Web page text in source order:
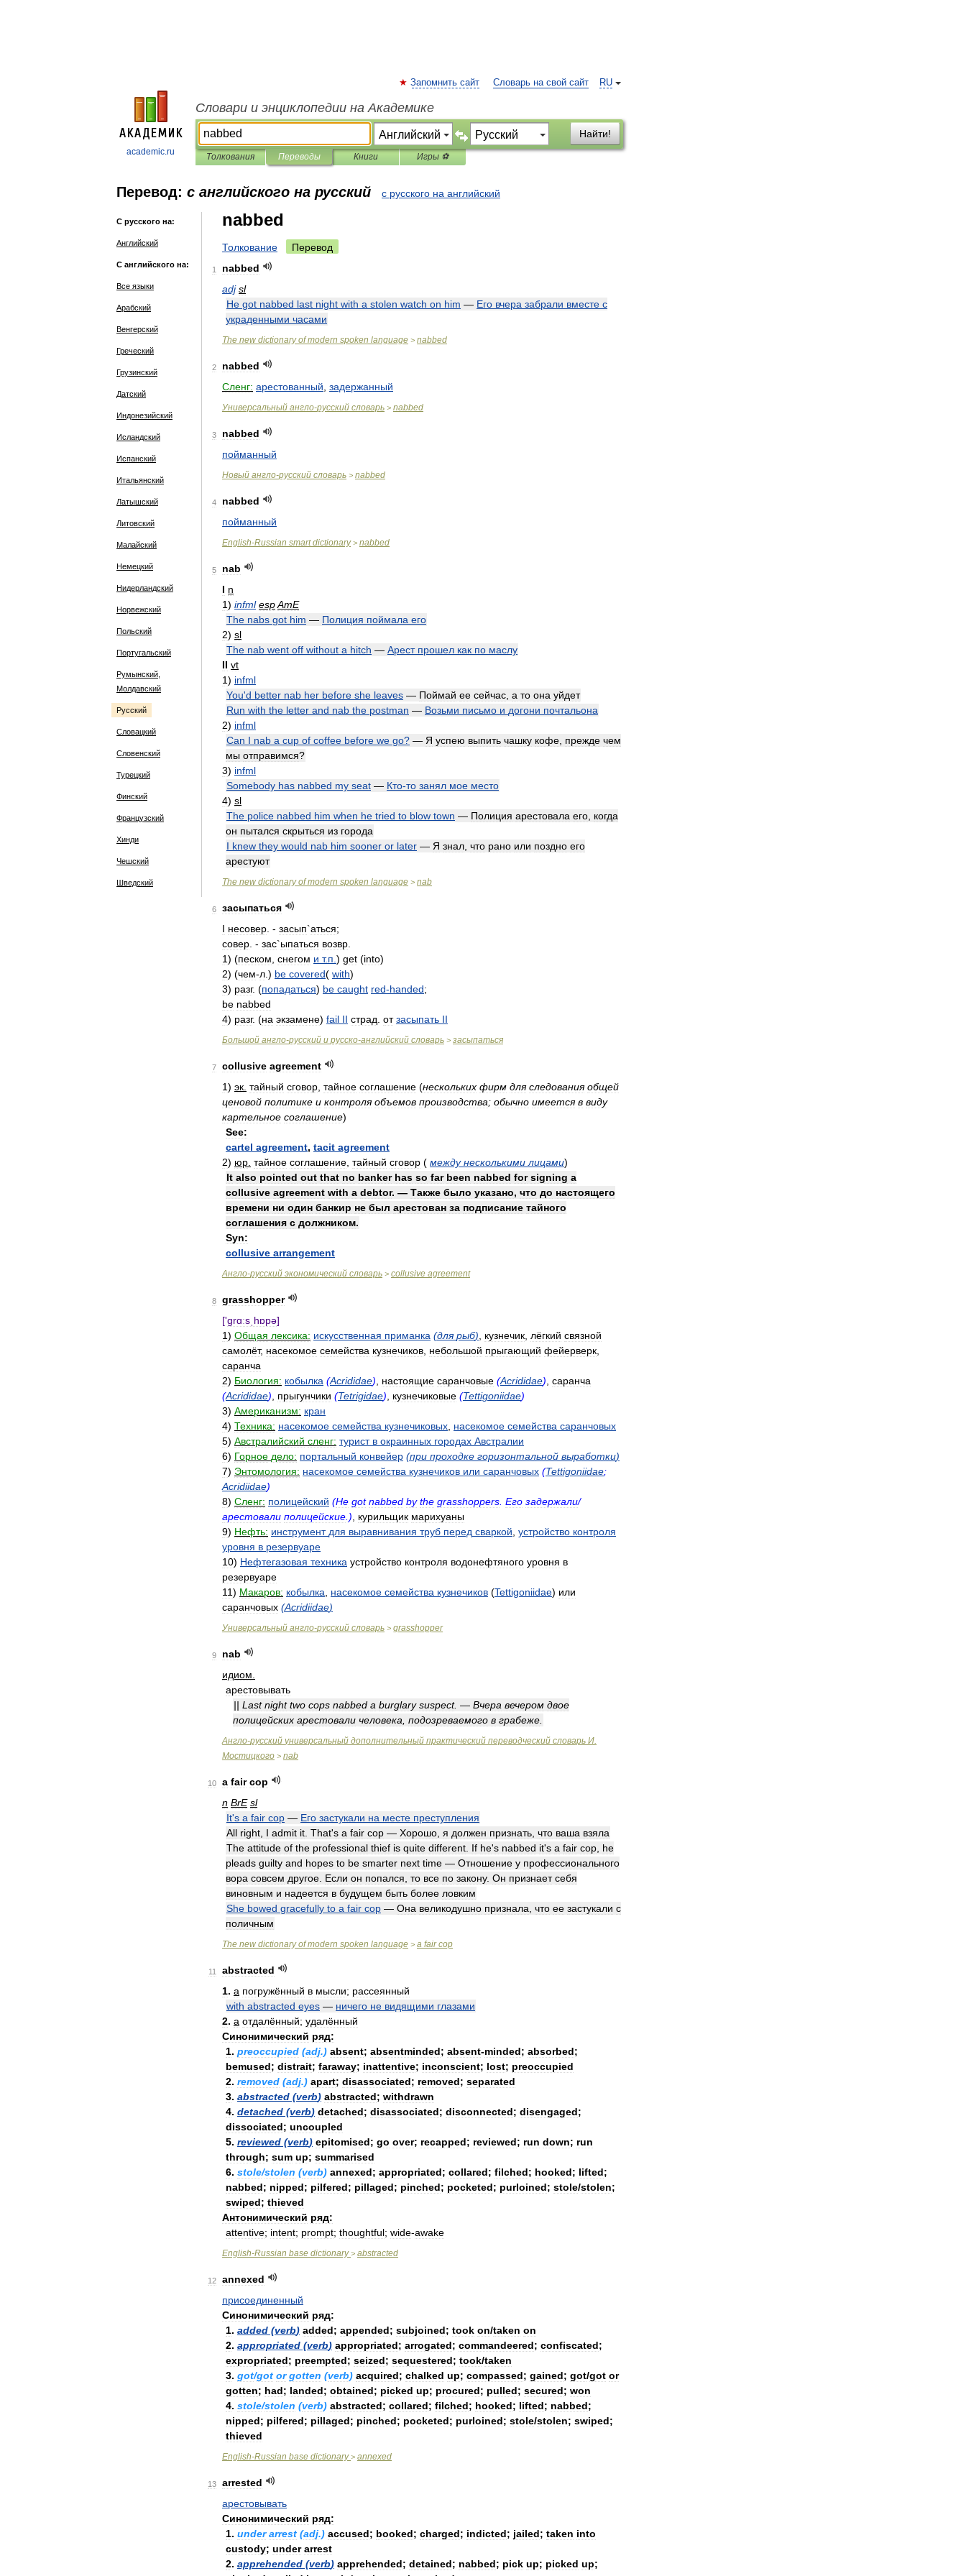
academic.ru
RU
Запомнить сайт Словарь на свой сайт
Словари и энциклопедии на Академике
Найти!
Толкования Переводы Книги Игры ⚽
Перевод: с английского на русский с русского на английский
С русского на:
Английский
С английского на:
Все языки
Арабский
Венгерский
Греческий
Грузинский
Датский
Индонезийский
Исландский
Испанский
Итальянский
Латышский
Литовский
Малайский
Немецкий
Нидерландский
Норвежский
Польский
Португальский
Румынский,
Молдавский
Русский
Словацкий
Словенский
Турецкий
Финский
Французский
Хинди
Чешский
Шведский
nabbed
Толкование Перевод
1
nabbed
adj sl
He got nabbed last night with a stolen watch on him — Его вчера забрали вместе с
украденными часами
The new dictionary of modern spoken language > nabbed
2
nabbed
Сленг: арестованный задержанный
Универсальный англо-русский словарь > nabbed
3
nabbed
пойманный
Новый англо-русский словарь > nabbed
4
nabbed
пойманный
English-Russian smart dictionary> nabbed
5
nab
I n
1) infml espAmE
The nabs got him — Полиция поймала его
2) sl
The nab went off without a hitch — Арест прошел как по маслу
II vt
1) infml
You'd better nab her before she leaves — Поймай ее сейчас а то она уйдет
Run with the letter and nab the postman — Возьми письмо и догони почтальона
2) infml
Can I nab a cup of coffee before we go? — Я успею выпить чашку кофе прежде чем
мы отправимся?
3) infml
Somebody has nabbed my seat — Кто-то занял мое место
4) sl
The police nabbed him when he tried to blow town — Полиция арестовала его когда
он пытался скрыться из города
I knew they would nab him sooner or later — Я знал что рано или поздно его
арестуют
The new dictionary of modern spoken language > nab
6
засыпаться
I несовер . - засып`аться;
совер . - зас`ыпаться возвр
1) (песком снегом и т.п ) get (into)
2) (чем-л .) be covered( with)
3) разг. (попадаться) be caught red-handed;
be nabbed
4) разг. (на экзамене) fail II страд от засыпать II
Большой англо-русский и русско-английский словарь > засыпаться
7 collusive agreement
1) эк тайный сговор тайное соглашение (нескольких фирм для следования общей
ценовой политике и контроля объемов производства; обычно имеется в виду
картельное соглашение)
See:
cartel agreement, tacit agreement
2) юр тайное соглашение тайный сговор ( между несколькими лицами)
It also pointed out that no banker has so far been nabbed for signing a
collusive agreement with a debtor. — Также было указано, что до настоящего
времени ни один банкир не был арестован за подписание тайного
соглашения с должником.
Syn:
collusive arrangement
Англо-русский экономический словарь > collusive agreement
8
grasshopper
['grɑːsˌhɒpə]
1) Общая лексика: искусственная приманка (для рыб) кузнечик лёгкий связной
самолёт, насекомое семейства кузнечиков небольшой прыгающий фейерверк
саранча
2) Биология: кобылка (Acrididae) настоящие саранчовые (Acrididae) саранча
(Acrididae) прыгунчики (Tetrigidae) кузнечиковые (Tettigoniidae)
3) Американизм: кран
4) Техника: насекомое семейства кузнечиковых насекомое семейства саранчовых
5) Австралийский сленг: турист в окраинных городах Австралии
6) Горное дело: портальный конвейер (при проходке горизонтальной выработки)
7) Энтомология: насекомое семейства кузнечиков или саранчовых (Tettigoniidae;
Acridiidae)
8) Сленг: полицейский (He got nabbed by the grasshoppers Его задержали/
арестовали полицейские .) курильщик марихуаны
9) Нефть: инструмент для выравнивания труб перед сваркой устройство контроля
уровня в резервуаре
10) Нефтегазовая техника устройство контроля водонефтяного уровня в
резервуаре
11) Макаров: кобылка насекомое семейства кузнечиков (Tettigoniidae) или
саранчовых (Acridiidae)
Универсальный англо-русский словарь > grasshopper
9
nab
идиом
арестовывать
|| Last night two cops nabbed a burglary suspect. — Вчера вечером двое
полицейских арестовали человека подозреваемого в грабеже
Англо-русский универсальный дополнительный практический переводческий словарь И.
Мостицкого > nab
10 a fair cop
n BrE sl
It's a fair cop — Его застукали на месте преступления
All right I admit it That's a fair cop — Хорошо я должен признать что ваша взяла
The attitude of the professional thief is quite different If he's nabbed it's a fair cop he
pleads guilty and hopes to be smarter next time — Отношение у профессионального
вора совсем другое Если он попался то все по закону. Он признает себя
виновным и надеется в будущем быть более ловким
She bowed gracefully to a fair cop — Она великодушно признала что ее застукали с
поличным
The new dictionary of modern spoken language > a fair cop
11
abstracted
1. a погружённый в мысли; рассеянный
with abstracted eyes — ничего не видящими глазами
2. a отдалённый; удалённый
Синонимический ряд:
1. preoccupied (adj.) absent; absentminded; absent-minded; absorbed;
bemused; distrait; faraway; inattentive; inconscient; lost; preoccupied
2. removed (adj.) apart; disassociated; removed; separated
3. abstracted (verb) abstracted; withdrawn
4. detached (verb) detached; disassociated; disconnected; disengaged;
dissociated; uncoupled
5. reviewed (verb) epitomised; go over; recapped; reviewed; run down; run
through; sum up; summarised
6. stole/stolen (verb) annexed; appropriated; collared; filched; hooked; lifted;
nabbed; nipped; pilfered; pillaged; pinched; pocketed; purloined; stole/stolen;
swiped; thieved
Антонимический ряд:
attentive; intent; prompt; thoughtful; wide-awake
English-Russian base dictionary > abstracted
12
annexed
присоединенный
Синонимический ряд:
1. added (verb) added; appended; subjoined; took on/taken on
2. appropriated (verb) appropriated; arrogated; commandeered; confiscated;
expropriated; preempted; seized; sequestered; took/taken
3. got/got or gotten (verb) acquired; chalked up; compassed; gained; got/got or
gotten; had; landed; obtained; picked up; procured; pulled; secured; won
4. stole/stolen (verb) abstracted; collared; filched; hooked; lifted; nabbed;
nipped; pilfered; pillaged; pinched; pocketed; purloined; stole/stolen; swiped;
thieved
English-Russian base dictionary > annexed
13
arrested
арестовывать
Синонимический ряд:
1. under arrest (adj.) accused; booked; charged; indicted; jailed; taken into
custody; under arrest
2. apprehended (verb) apprehended; detained; nabbed; pick up; picked up;